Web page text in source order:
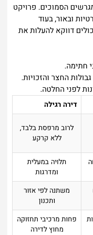
הסמוכים. פרויקט
ובאור, בעוד
דווקא להעלות את
חתימה.
החצר והזכויות.
לפני החלטה.
דירה רגילה
לרוב מרפסת בלבד,
ללא קרקע
תלויה במעלית
ומדרגות
משתנה לפי אזור
ותכנון
פחות מרכיבי תחזוקה
מחוץ לדירה